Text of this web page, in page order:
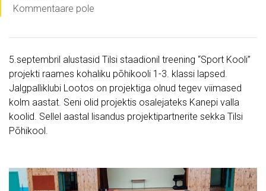
Kommentaare pole
5.septembril alustasid Tilsi staadionil treening “Sport Kooli”
projekti raames kohaliku põhikooli 1-3. klassi lapsed.
Jalgpalliklubi Lootos on projektiga olnud tegev viimased
kolm aastat. Seni olid projektis osalejateks Kanepi valla
koolid. Sellel aastal lisandus projektipartnerite sekka Tilsi
Põhikool.